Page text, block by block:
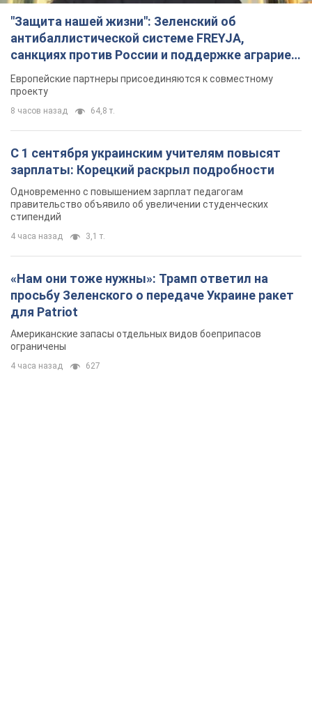
"Защита нашей жизни": Зеленский об
антибаллистической системе FREYJA,
санкциях против России и поддержке аграриев.
Видео
Европейские партнеры присоединяются к совместному
проекту
8 часов назад 64,8 т.
С 1 сентября украинским учителям повысят
зарплаты: Корецкий раскрыл подробности
Одновременно с повышением зарплат педагогам
правительство объявило об увеличении студенческих
стипендий
4 часа назад 3,1 т.
«Нам они тоже нужны»: Трамп ответил на
просьбу Зеленского о передаче Украине ракет
для Patriot
Американские запасы отдельных видов боеприпасов
ограничены
4 часа назад 627